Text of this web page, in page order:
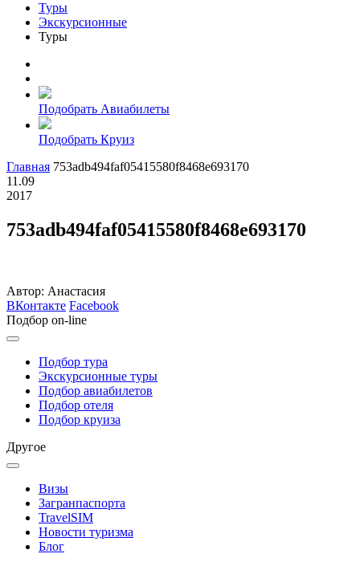
Туры
Экскурсионные
Туры
Подобрать Авиабилеты
Подобрать Круиз
Главная 753adb494faf05415580f8468e693170
11.09
2017
753adb494faf05415580f8468e693170
Автор: Анастасия
ВКонтакте Facebook
Подбор on-line
Подбор тура
Экскурсионные туры
Подбор авиабилетов
Подбор отеля
Подбор круиза
Другое
Визы
Загранпаспорта
TravelSIM
Новости туризма
Блог